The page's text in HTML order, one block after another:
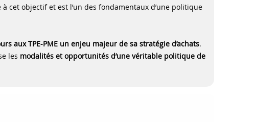
cet objectif et est l’un des fondamentaux d’une politique
aux TPE-PME un enjeu majeur de sa stratégie d’achats.
les modalités et opportunités d’une véritable politique de